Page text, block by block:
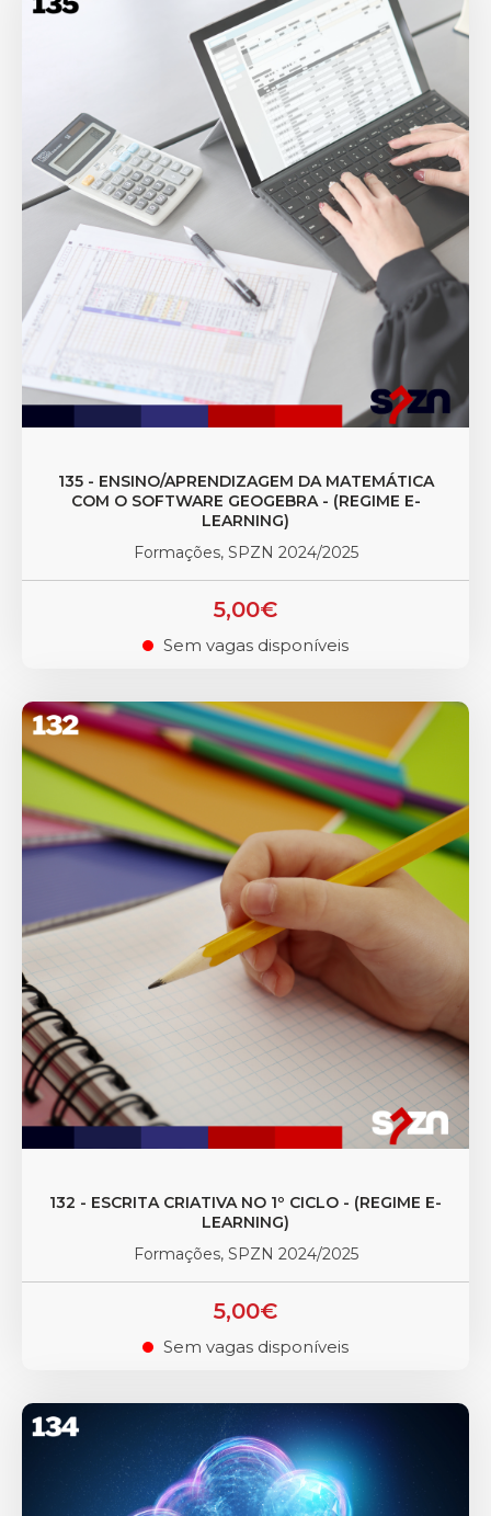
135 - ENSINO/APRENDIZAGEM DA MATEMÁTICA
COM O SOFTWARE GEOGEBRA - (REGIME E-
LEARNING)
Formações, SPZN 2024/2025
5,00€
. Sem vagas disponíveis
132 - ESCRITA CRIATIVA NO 1º CICLO - (REGIME E-
LEARNING)
Formações, SPZN 2024/2025
5,00€
. Sem vagas disponíveis